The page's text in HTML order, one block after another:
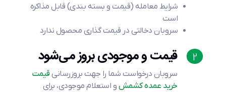
شرایط معامله (قیمت و بسته بندی) قابل مذاکره
است
سروبان دخالتی در قیمت گذاری محصول ندارد
2 قیمت و موجودی بروز می‌شود
سروبان درخواست شما را جهت بروزرسانیقیمت
خرید عمده کشمش و استعلام موجودی، برای